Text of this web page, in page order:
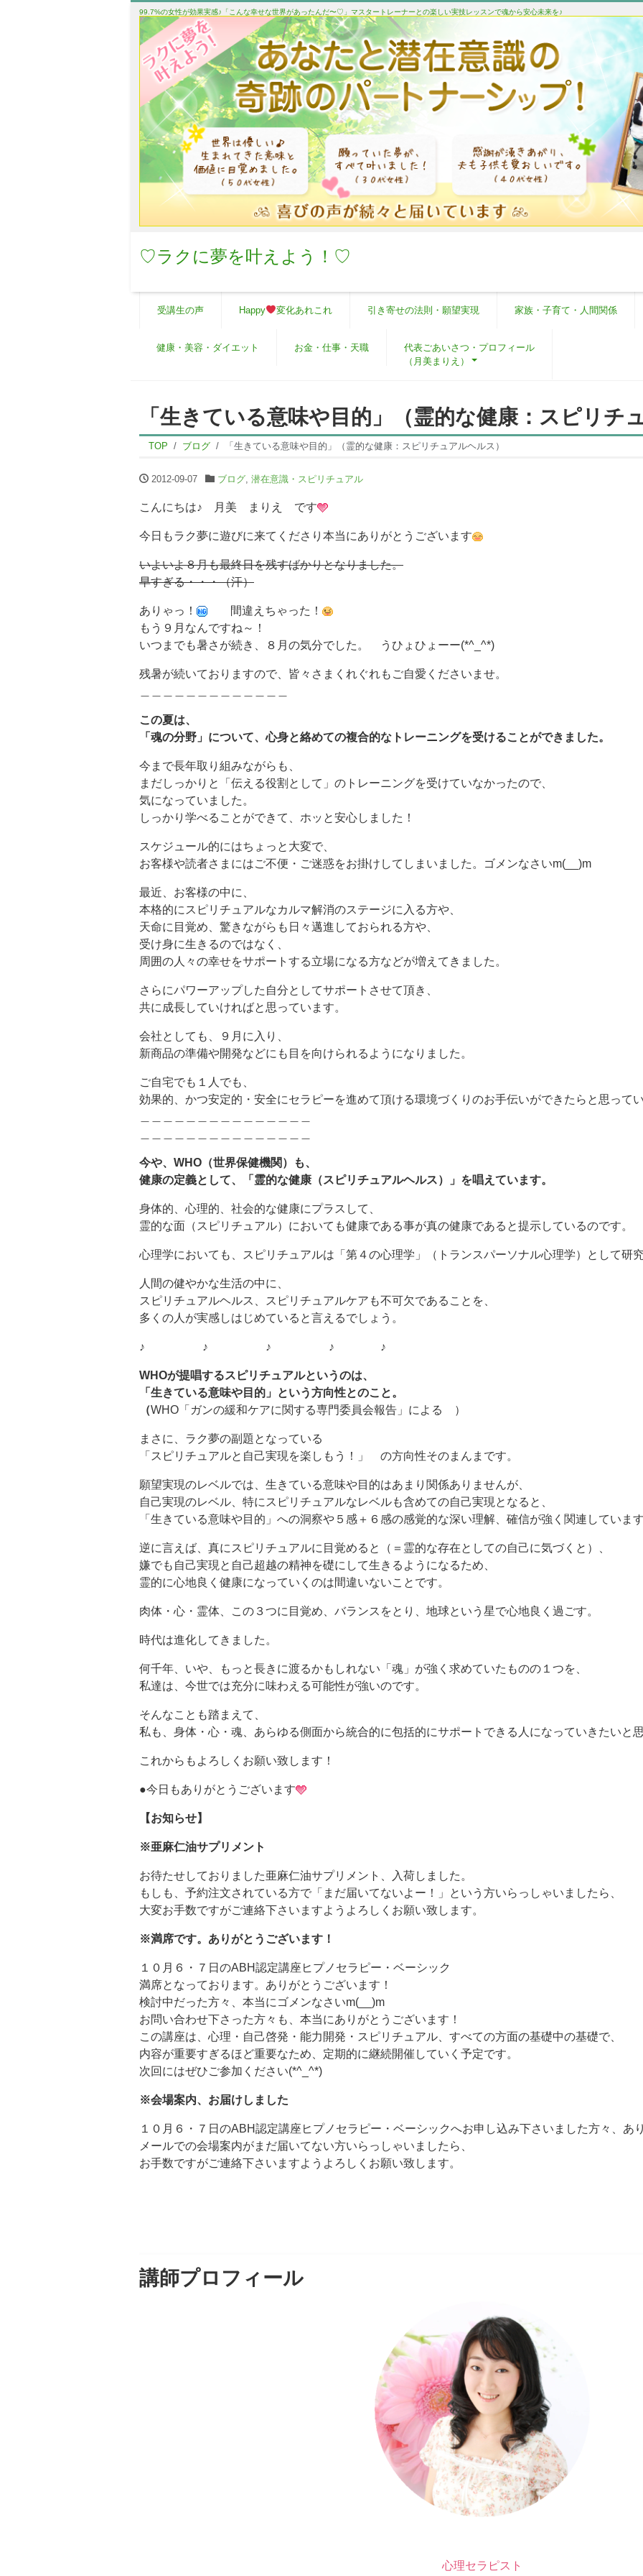
99.7%の女性が効果実感♪「こんな幸せな世界があったんだ〜♡」マスタートレーナーとの楽しい実技レッスンで魂から安心未来を♪
♡ラクに夢を叶えよう！♡
受講生の声 Happy 変化あれこれ 引き寄せの法則・願望実現 家族・子育て・人間関係
健康・美容・ダイエット お金・仕事・天職
代表ごあいさつ・プロフィール
（月美まりえ）
「生きている意味や目的」（霊的な健康：スピリチ
TOP ブログ 「生きている意味や目的」（霊的な健康：スピリチュアルヘルス）
2012-09-07 ブログ, 潜在意識・スピリチュアル
こんにちは♪ 月美 まりえ です
今日もラク夢に遊びに来てくださり本当にありがとうございます
いよいよ８月も最終日を残すばかりとなりました。
早すぎる・・・（汗）
ありゃっ！
間違えちゃった！
もう９月なんですね～！
いつまでも暑さが続き、８月の気分でした。 うひょひょーー(*^_^*)
残暑が続いておりますので、皆々さまくれぐれもご自愛くださいませ。
この夏は、
「魂の分野」について、心身と絡めての複合的なトレーニングを受けることができました。
今まで長年取り組みながらも、
まだしっかりと「伝える役割として」のトレーニングを受けていなかったので、
気になっていました。
しっかり学べることができて、ホッと安心しました！
スケジュール的にはちょっと大変で、
お客様や読者さまにはご不便・ご迷惑をお掛けしてしまいました。ゴメンなさいm(__)m
最近、お客様の中に、
本格的にスピリチュアルなカルマ解消のステージに入る方や、
天命に目覚め、驚きながらも日々邁進しておられる方や、
受け身に生きるのではなく、
周囲の人々の幸せをサポートする立場になる方などが増えてきました。
さらにパワーアップした自分としてサポートさせて頂き、
共に成長していければと思っています。
会社としても、９月に入り、
新商品の準備や開発などにも目を向けられるようになりました。
ご自宅でも１人でも、
効果的、かつ安定的・安全にセラピーを進めて頂ける環境づくりのお手伝いができたらと思ってい
今や、WHO（世界保健機関）も、
健康の定義として、「霊的な健康（スピリチュアルヘルス）」を唱えています。
身体的、心理的、社会的な健康にプラスして、
霊的な面（スピリチュアル）においても健康である事が真の健康であると提示しているのです。
心理学においても、スピリチュアルは「第４の心理学」（トランスパーソナル心理学）として研
人間の健やかな生活の中に、
スピリチュアルヘルス、スピリチュアルケアも不可欠であることを、
多くの人が実感しはじめていると言えるでしょう。
♪ ♪ ♪ ♪ ♪
WHOが提唱するスピリチュアルというのは、
「生きている意味や目的」という方向性とのこと。
（WHO「ガンの緩和ケアに関する専門委員会報告」による ）
まさに、ラク夢の副題となっている
「スピリチュアルと自己実現を楽しもう！」 の方向性そのまんまです。
願望実現のレベルでは、生きている意味や目的はあまり関係ありませんが、
自己実現のレベル、特にスピリチュアルなレベルも含めての自己実現となると、
「生きている意味や目的」への洞察や５感＋６感の感覚的な深い理解、確信が強く関連しています
逆に言えば、真にスピリチュアルに目覚めると（＝霊的な存在としての自己に気づくと）、
嫌でも自己実現と自己超越の精神を礎にして生きるようになるため、
霊的に心地良く健康になっていくのは間違いないことです。
肉体・心・霊体、この３つに目覚め、バランスをとり、地球という星で心地良く過ごす。
時代は進化してきました。
何千年、いや、もっと長きに渡るかもしれない「魂」が強く求めていたものの１つを、
私達は、今世では充分に味わえる可能性が強いのです。
そんなことも踏まえて、
私も、身体・心・魂、あらゆる側面から統合的に包括的にサポートできる人になっていきたいと思
これからもよろしくお願い致します！
●今日もありがとうございます
【お知らせ】
※亜麻仁油サプリメント
お待たせしておりました亜麻仁油サプリメント、入荷しました。
もしも、予約注文されている方で「まだ届いてないよー！」という方いらっしゃいましたら、
大変お手数ですがご連絡下さいますようよろしくお願い致します。
※満席です。ありがとうございます！
１０月６・７日のABH認定講座ヒプノセラピー・ベーシック
満席となっております。ありがとうございます！
検討中だった方々、本当にゴメンなさいm(__)m
お問い合わせ下さった方々も、本当にありがとうございます！
この講座は、心理・自己啓発・能力開発・スピリチュアル、すべての方面の基礎中の基礎で、
内容が重要すぎるほど重要なため、定期的に継続開催していく予定です。
次回にはぜひご参加ください(*^_^*)
※会場案内、お届けしました
１０月６・７日のABH認定講座ヒプノセラピー・ベーシックへお申し込み下さいました方々、あ
メールでの会場案内がまだ届いてない方いらっしゃいましたら、
お手数ですがご連絡下さいますようよろしくお願い致します。
講師プロフィール
心理セラピスト